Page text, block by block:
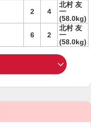
2 4
北村 友
一
(58.0kg)
6 2
北村 友
一
(58.0kg)